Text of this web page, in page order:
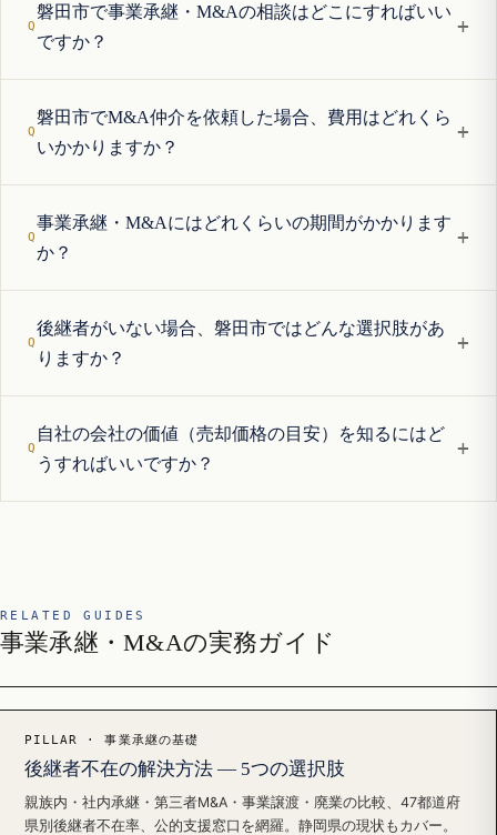
磐田市で事業承継・M&Aの相談はどこにすればいい
ですか？
+
磐田市でM&A仲介を依頼した場合、費用はどれくら
いかかりますか？
+
事業承継・M&Aにはどれくらいの期間がかかります
か？
+
後継者がいない場合、磐田市ではどんな選択肢があ
りますか？
+
自社の会社の価値（売却価格の目安）を知るにはど
うすればいいですか？
+
RELATED GUIDES
事業承継・M&Aの実務ガイド
PILLAR · 事業承継の基礎
後継者不在の解決方法 — 5つの選択肢
親族内・社内承継・第三者M&A・事業譲渡・廃業の比較、47都道府
県別後継者不在率、公的支援窓口を網羅。静岡県の現状もカバー。